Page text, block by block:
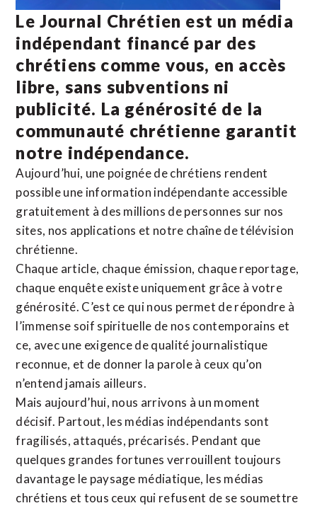
Le Journal Chrétien est un média
indépendant financé par des
chrétiens comme vous, en accès
libre, sans subventions ni
publicité. La générosité de la
communauté chrétienne garantit
notre indépendance.
Aujourd’hui, une poignée de chrétiens rendent
possible une information indépendante accessible
gratuitement à des millions de personnes sur nos
sites, nos applications et notre chaîne de télévision
chrétienne.
Chaque article, chaque émission, chaque reportage,
chaque enquête existe uniquement grâce à votre
générosité. C’est ce qui nous permet de répondre à
l’immense soif spirituelle de nos contemporains et
ce, avec une exigence de qualité journalistique
reconnue, et de donner la parole à ceux qu’on
n’entend jamais ailleurs.
Mais aujourd’hui, nous arrivons à un moment
décisif. Partout, les médias indépendants sont
fragilisés, attaqués, précarisés. Pendant que
quelques grandes fortunes verrouillent toujours
davantage le paysage médiatique, les médias
chrétiens et tous ceux qui refusent de se soumettre